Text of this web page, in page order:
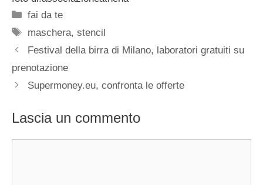
Categorie
fai da te
Tag
maschera,stencil
Festival della birra di Milano, laboratori gratuiti su
prenotazione
Supermoney.eu, confronta le offerte
Lascia un commento